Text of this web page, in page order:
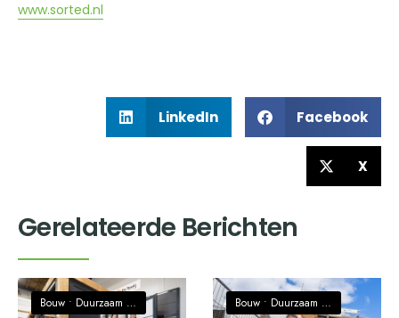
www.sorted.nl
LinkedIn Facebook
X
Gerelateerde Berichten
Bouw • Duurzaam / Circulaire economie Bouw • Duurzaam / Circulaire economie